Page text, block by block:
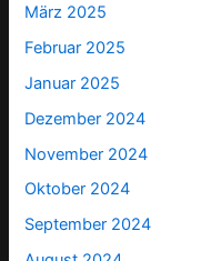
März 2025
Februar 2025
Januar 2025
Dezember 2024
November 2024
Oktober 2024
September 2024